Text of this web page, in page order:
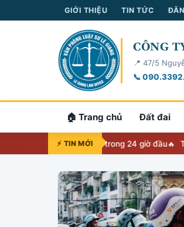
GIỚI THIỆU TIN TỨC
CÔNG
📍 47/5
📞
🏠 Trang chủ Đất đai
⚡ TIN MỚI
6 việc phải làm trong 24 giờ đầu Thủ tục ly